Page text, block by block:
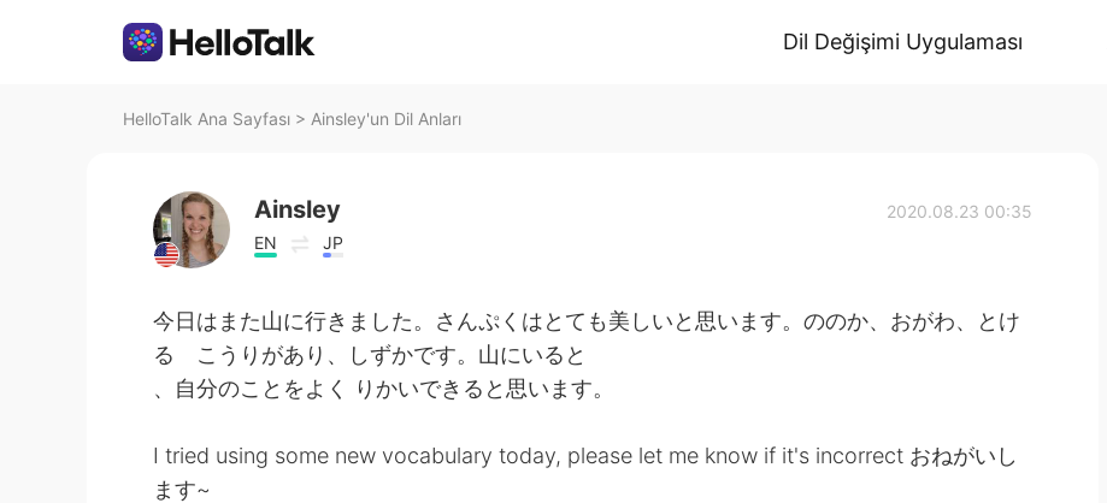
Dil Değişimi Uygulaması
HelloTalk Ana Sayfası > Ainsley'un Dil Anları
Ainsley
EN JP
2020.08.23 00:35
今日はまた山に行きました。さんぷくはとても美しいと思います。ののか、おがわ、とけ
る こうりがあり、しずかです。山にいると
、自分のことをよく りかいできると思います。
I tried using some new vocabulary today, please let me know if it's incorrect おねがいし
ます~